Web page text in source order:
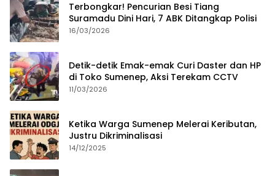
Terbongkar! Pencurian Besi Tiang
Suramadu Dini Hari, 7 ABK Ditangkap Polisi
16/03/2026
Detik-detik Emak-emak Curi Daster dan HP
di Toko Sumenep, Aksi Terekam CCTV
11/03/2026
Ketika Warga Sumenep Melerai Keributan,
Justru Dikriminalisasi
14/12/2025